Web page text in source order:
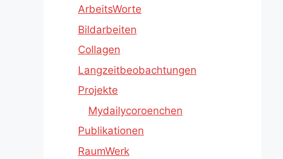
ArbeitsWorte
Bildarbeiten
Collagen
Langzeitbeobachtungen
Projekte
Mydailycoroenchen
Publikationen
RaumWerk